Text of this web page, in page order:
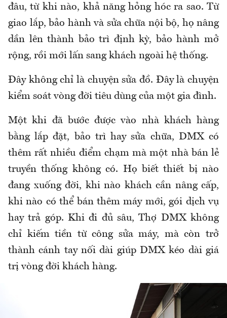
đâu, từ khi nào, khả năng hỏng hóc ra sao. Từ
giao lắp, bảo hành và sửa chữa nội bộ, họ nâng
dần lên thành bảo trì định kỳ, bảo hành mở
rộng, rồi mới lấn sang khách ngoài hệ thống.
Đây không chỉ là chuyện sửa đồ. Đây là chuyện
kiểm soát vòng đời tiêu dùng của một gia đình.
Một khi đã bước được vào nhà khách hàng
bằng lắp đặt, bảo trì hay sửa chữa, DMX có
thêm rất nhiều điểm chạm mà một nhà bán lẻ
truyền thống không có. Họ biết thiết bị nào
đang xuống đời, khi nào khách cần nâng cấp,
khi nào có thể bán thêm máy mới, gói dịch vụ
hay trả góp. Khi đi đủ sâu, Thợ DMX không
chỉ kiếm tiền từ công sửa máy, mà còn trở
thành cánh tay nối dài giúp DMX kéo dài giá
trị vòng đời khách hàng.